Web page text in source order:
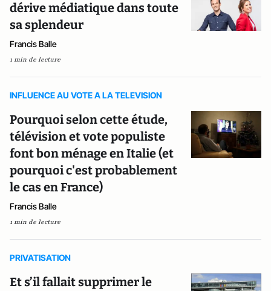
dérive médiatique dans toute
sa splendeur
Francis Balle
1 min de lecture
INFLUENCE AU VOTE A LA TELEVISION
Pourquoi selon cette étude,
télévision et vote populiste
font bon ménage en Italie (et
pourquoi c'est probablement
le cas en France)
Francis Balle
1 min de lecture
PRIVATISATION
Et s’il fallait supprimer le